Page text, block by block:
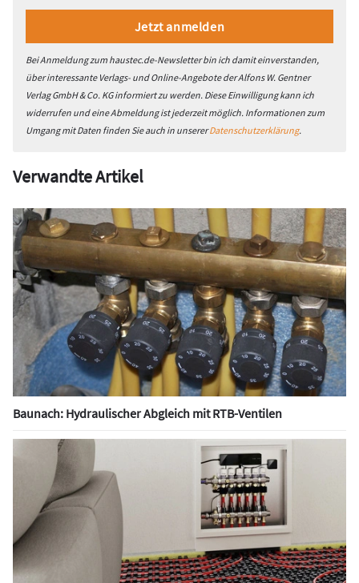
Bei Anmeldung zum haustec.de-Newsletter bin ich damit einverstanden,
über interessante Verlags- und Online-Angebote der Alfons W. Gentner
Verlag GmbH & Co. KG informiert zu werden. Diese Einwilligung kann ich
widerrufen und eine Abmeldung ist jederzeit möglich. Informationen zum
Umgang mit Daten finden Sie auch in unsererDatenschutzerklärung.
Verwandte Artikel
Baunach: Hydraulischer Abgleich mit RTB-Ventilen